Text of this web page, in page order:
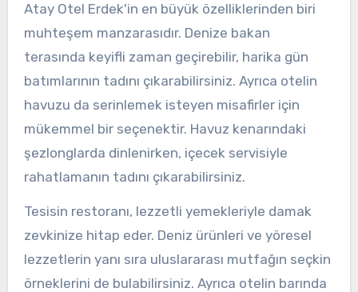
Atay Otel Erdek'in en büyük özelliklerinden biri
muhteşem manzarasıdır. Denize bakan
terasında keyifli zaman geçirebilir, harika gün
batımlarının tadını çıkarabilirsiniz. Ayrıca otelin
havuzu da serinlemek isteyen misafirler için
mükemmel bir seçenektir. Havuz kenarındaki
şezlonglarda dinlenirken, içecek servisiyle
rahatlamanın tadını çıkarabilirsiniz.
Tesisin restoranı, lezzetli yemekleriyle damak
zevkinize hitap eder. Deniz ürünleri ve yöresel
lezzetlerin yanı sıra uluslararası mutfağın seçkin
örneklerini de bulabilirsiniz. Ayrıca otelin barında